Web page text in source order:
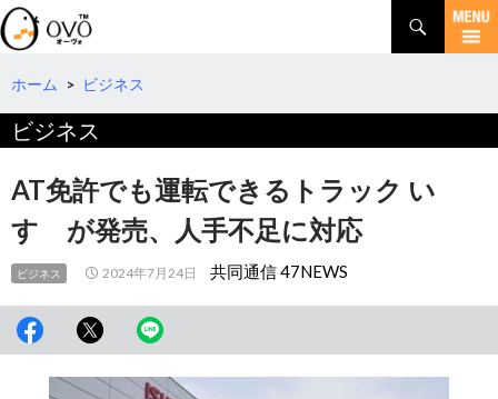
検
索
コ
テ
へ
動
ホーム > ビジネス
ビジネス
AT免許でも運転できるトラック い
すゞが発売、人手不足に対応
ビジネス 2024年7月24日 共同通信 47NEWS